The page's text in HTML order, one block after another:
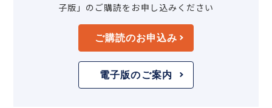
子版」のご購読をお申し込みください
ご購読のお申込み
電子版のご案内